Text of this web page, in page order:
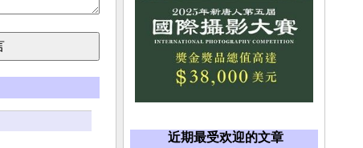
近期最受欢迎的文章